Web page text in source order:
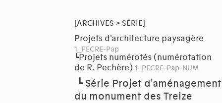
[ARCHIVES > SÉRIE]
Projets d'architecture paysagère
1_PECRE-Pap
┗Projets numérotés (numérotation
de R. Pechère) 1_PECRE-Pap-NUM
┗ Série Projet d'aménagement
du monument des Treize